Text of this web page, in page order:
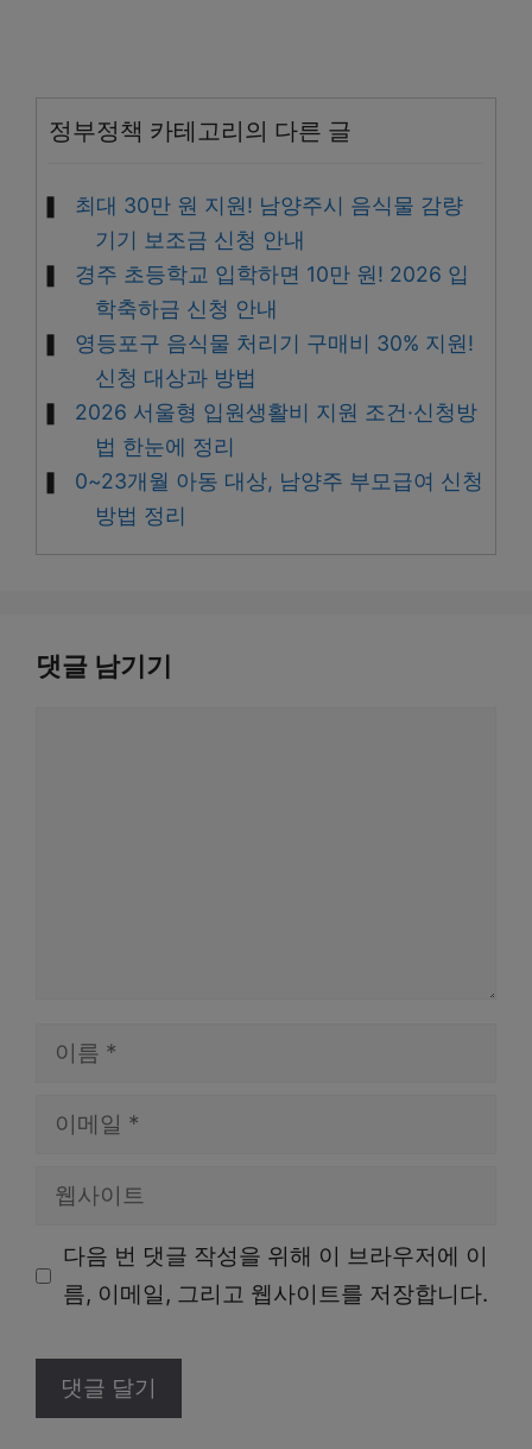
정부정책 카테고리의 다른 글
최대 30만 원 지원! 남양주시 음식물 감량
기기 보조금 신청 안내
경주 초등학교 입학하면 10만 원! 2026 입
학축하금 신청 안내
영등포구 음식물 처리기 구매비 30% 지원!
신청 대상과 방법
2026 서울형 입원생활비 지원 조건·신청방
법 한눈에 정리
0~23개월 아동 대상, 남양주 부모급여 신청
방법 정리
댓글 남기기
일
다음 번 댓글 작성을 위해 이 브라우저에 이
름, 이메일, 그리고 웹사이트를 저장합니다.